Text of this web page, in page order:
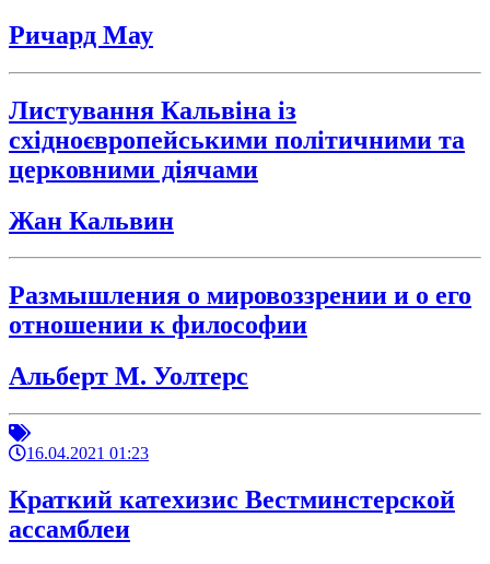
Ричард Мау
Листування Кальвіна із
східноєвропейськими політичними та
церковними діячами
Жан Кальвин
Размышления о мировоззрении и о его
отношении к философии
Альберт М. Уолтерс
16.04.2021 01:23
Краткий катехизис Вестминстерской
ассамблеи